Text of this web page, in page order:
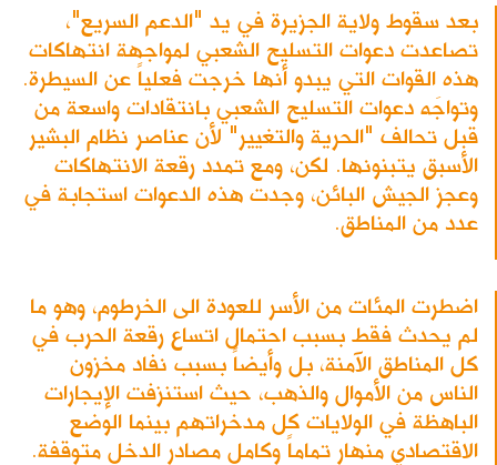
بعد سقوط ولاية الجزيرة في يد "الدعم السريع"،
تصاعدت دعوات التسليح الشعبي لمواجهة انتهاكات
هذه القوات التي يبدو أنها خرجت فعلياً عن السيطرة.
وتواجَه دعوات التسليح الشعبي بانتقادات واسعة من
قبل تحالف "الحرية والتغيير" لأن عناصر نظام البشير
الأسبق يتبنونها. لكن، ومع تمدد رقعة الانتهاكات
وعجز الجيش البائن، وجدت هذه الدعوات استجابة في
عدد من المناطق.
اضطرت المئات من الأسر للعودة الى الخرطوم، وهو ما
لم يحدث فقط بسبب احتمال اتساع رقعة الحرب في
كل المناطق الآمنة، بل وأيضاً بسبب نفاد مخزون
الناس من الأموال والذهب، حيث استنزفت الإيجارات
الباهظة في الولايات كل مدخراتهم بينما الوضع
الاقتصادي منهار تماماً وكامل مصادر الدخل متوقفة.